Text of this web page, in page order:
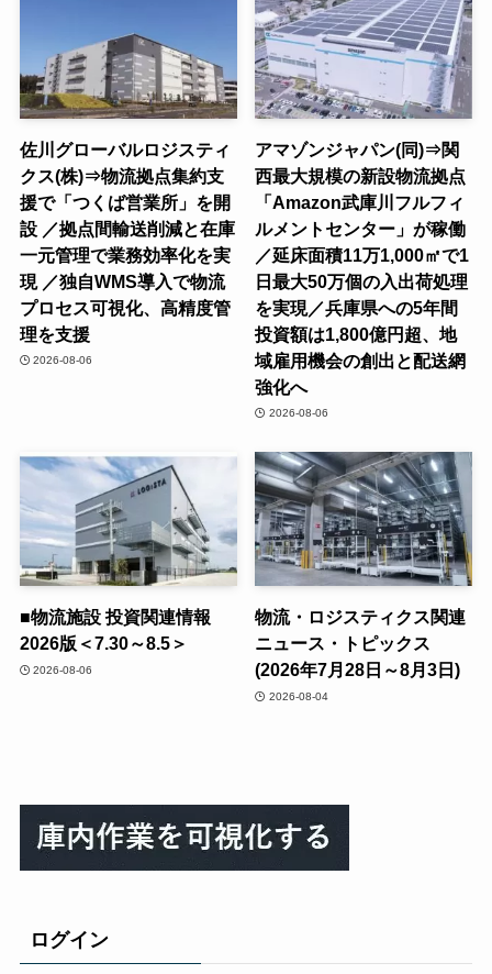
佐川グローバルロジスティ
クス(株)⇒物流拠点集約支
援で「つくば営業所」を開
設 ／拠点間輸送削減と在庫
一元管理で業務効率化を実
現 ／独自WMS導入で物流
プロセス可視化、高精度管
理を支援
2026-08-06
アマゾンジャパン(同)⇒関
西最大規模の新設物流拠点
「Amazon武庫川フルフィ
ルメントセンター」が稼働
／延床面積11万1,000㎡で1
日最大50万個の入出荷処理
を実現／兵庫県への5年間
投資額は1,800億円超、地
域雇用機会の創出と配送網
強化へ
2026-08-06
■物流施設 投資関連情報
2026版＜7.30～8.5＞
2026-08-06
物流・ロジスティクス関連
ニュース・トピックス
(2026年7月28日～8月3日)
2026-08-04
ログイン